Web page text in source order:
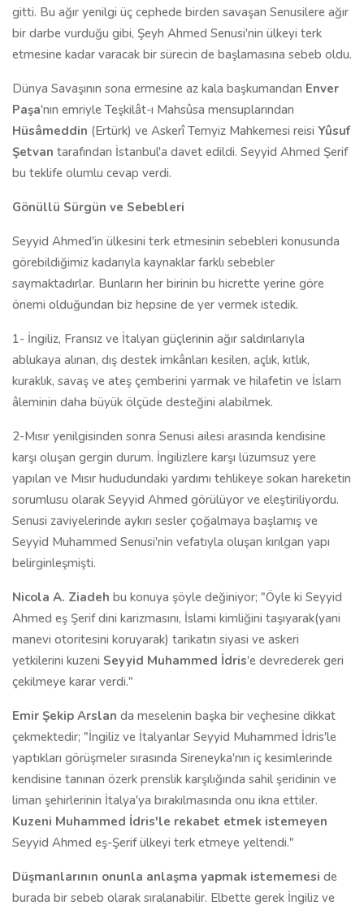
gitti. Bu ağır yenilgi üç cephede birden savaşan Senusilere ağır
bir darbe vurduğu gibi, Şeyh Ahmed Senusi'nin ülkeyi terk
etmesine kadar varacak bir sürecin de başlamasına sebeb oldu.
Dünya Savaşının sona ermesine az kala başkumandan Enver
Paşa'nın emriyle Teşkilât-ı Mahsûsa mensuplarından
Hüsâmeddin (Ertürk) ve Askerî Temyiz Mahkemesi reisi Yûsuf
Şetvan tarafından İstanbul'a davet edildi. Seyyid Ahmed Şerif
bu teklife olumlu cevap verdi.
Gönüllü Sürgün ve Sebebleri
Seyyid Ahmed'in ülkesini terk etmesinin sebebleri konusunda
görebildiğimiz kadarıyla kaynaklar farklı sebebler
saymaktadırlar. Bunların her birinin bu hicrette yerine göre
önemi olduğundan biz hepsine de yer vermek istedik.
1- İngiliz, Fransız ve İtalyan güçlerinin ağır saldırılarıyla
ablukaya alınan, dış destek imkânları kesilen, açlık, kıtlık,
kuraklık, savaş ve ateş çemberini yarmak ve hilafetin ve İslam
âleminin daha büyük ölçüde desteğini alabilmek.
2-Mısır yenilgisinden sonra Senusi ailesi arasında kendisine
karşı oluşan gergin durum. İngilizlere karşı lüzumsuz yere
yapılan ve Mısır hududundaki yardımı tehlikeye sokan hareketin
sorumlusu olarak Seyyid Ahmed görülüyor ve eleştiriliyordu.
Senusi zaviyelerinde aykırı sesler çoğalmaya başlamış ve
Seyyid Muhammed Senusi'nin vefatıyla oluşan kırılgan yapı
belirginleşmişti.
Nicola A. Ziadeh bu konuya şöyle değiniyor; "Öyle ki Seyyid
Ahmed eş Şerif dini karizmasını, İslami kimliğini taşıyarak(yani
manevi otoritesini koruyarak) tarikatın siyasi ve askeri
yetkilerini kuzeni Seyyid Muhammed İdris'e devrederek geri
çekilmeye karar verdi."
Emir Şekip Arslan da meselenin başka bir veçhesine dikkat
çekmektedir; "İngiliz ve İtalyanlar Seyyid Muhammed İdris'le
yaptıkları görüşmeler sırasında Sireneyka'nın iç kesimlerinde
kendisine tanınan özerk prenslik karşılığında sahil şeridinin ve
liman şehirlerinin İtalya'ya bırakılmasında onu ikna ettiler.
Kuzeni Muhammed İdris'le rekabet etmek istemeyen
Seyyid Ahmed eş-Şerif ülkeyi terk etmeye yeltendi."
Düşmanlarının onunla anlaşma yapmak istememesi de
burada bir sebeb olarak sıralanabilir. Elbette gerek İngiliz ve